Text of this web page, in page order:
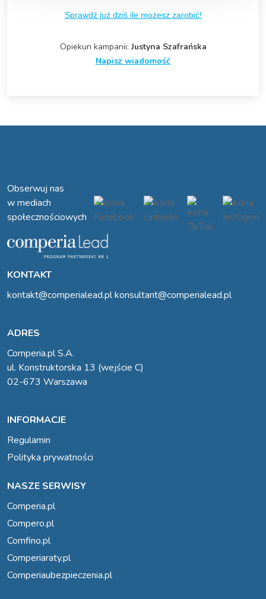
Sprawdź już dziś ile możesz zarobić!
Opiekun kampanii:Justyna Szafrańska
Napisz wiadomość
Obserwuj nas
w mediach
społecznościowych
INFORMACJE
Regulamin
Polityka prywatności
NASZE SERWISY
Comperia.pl
Compero.pl
Comfino.pl
Comperiaraty.pl
Comperiaubezpieczenia.pl
ADRES
Comperia.pl S.A.
ul. Konstruktorska 13 (wejście C)
02-673 Warszawa
KONTAKT
kontakt@comperialead.plkonsultant@comperialead.pl